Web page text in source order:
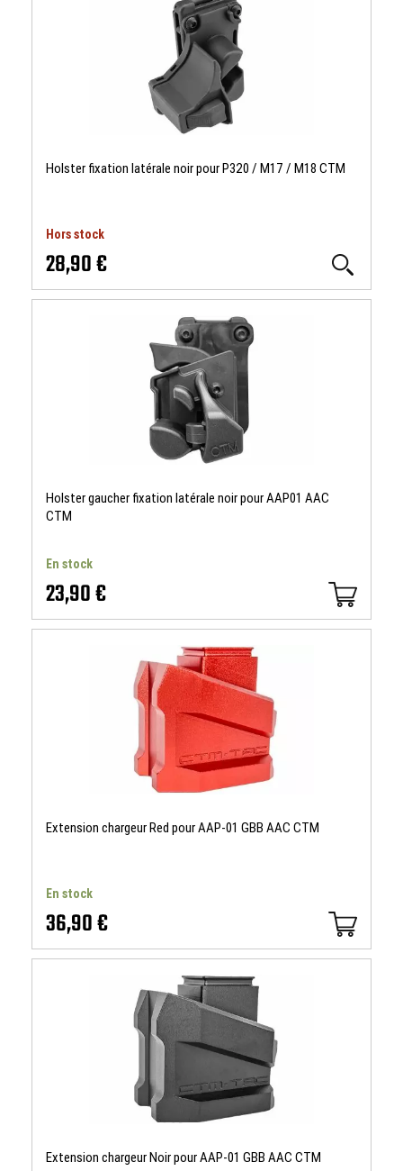
Holster fixation latérale noir pour P320 / M17 / M18 CTM
Hors stock
28,90 €
Holster gaucher fixation latérale noir pour AAP01 AAC
CTM
En stock
23,90 €
Extension chargeur Red pour AAP-01 GBB AAC CTM
En stock
36,90 €
Extension chargeur Noir pour AAP-01 GBB AAC CTM